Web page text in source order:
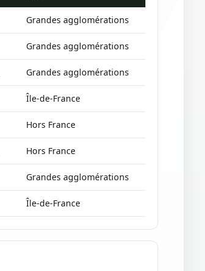
Grandes agglomérations
Grandes agglomérations
Grandes agglomérations
Île-de-France
Hors France
Hors France
Grandes agglomérations
Île-de-France